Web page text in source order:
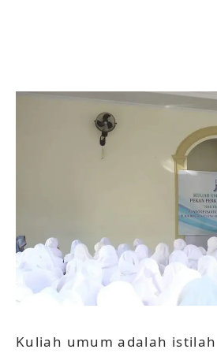
Kuliah umum adalah